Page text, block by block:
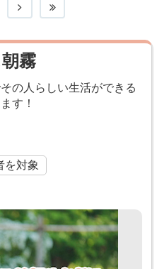
霧
の人らしい生活ができる
す！
を対象